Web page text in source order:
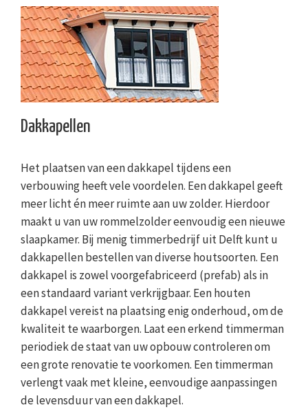
Dakkapellen
Het plaatsen van een dakkapel tijdens een
verbouwing heeft vele voordelen. Een dakkapel geeft
meer licht én meer ruimte aan uw zolder. Hierdoor
maakt u van uw rommelzolder eenvoudig een nieuwe
slaapkamer. Bij menig timmerbedrijf uit Delft kunt u
dakkapellen bestellen van diverse houtsoorten. Een
dakkapel is zowel voorgefabriceerd (prefab) als in
een standaard variant verkrijgbaar. Een houten
dakkapel vereist na plaatsing enig onderhoud, om de
kwaliteit te waarborgen. Laat een erkend timmerman
periodiek de staat van uw opbouw controleren om
een grote renovatie te voorkomen. Een timmerman
verlengt vaak met kleine, eenvoudige aanpassingen
de levensduur van een dakkapel.